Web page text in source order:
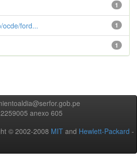
1
1
ocde/ford...
1
anexo 605
© 2002-2008 MIT and Hewlett-Packard -